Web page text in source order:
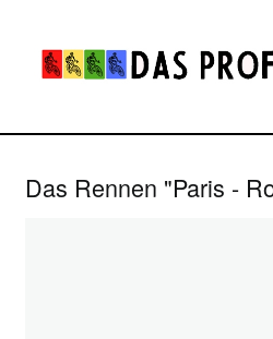
Das Rennen "Paris -